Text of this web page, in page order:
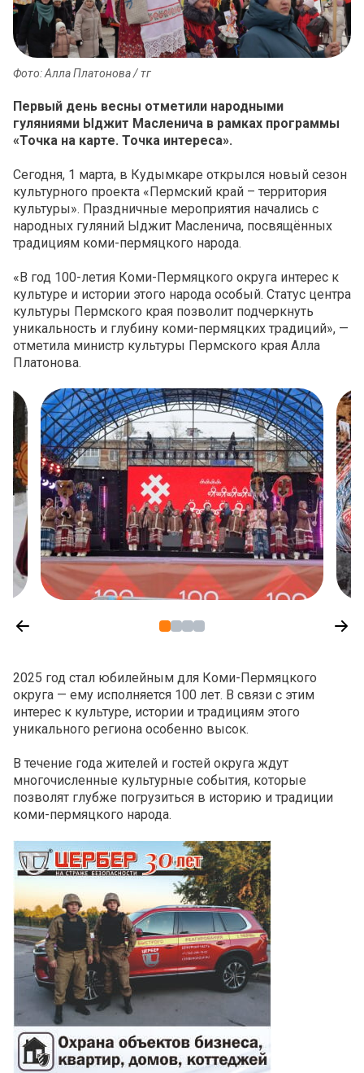
Фото: Алла Платонова / тг
Первый день весны отметили народными
гуляниями Ыджит Масленича в рамках программы
«Точка на карте. Точка интереса».
Сегодня, 1 марта, в Кудымкаре открылся новый сезон
культурного проекта «Пермский край – территория
культуры». Праздничные мероприятия начались с
народных гуляний Ыджит Масленича, посвящённых
традициям коми-пермяцкого народа.
«В год 100-летия Коми-Пермяцкого округа интерес к
культуре и истории этого народа особый. Статус центра
культуры Пермского края позволит подчеркнуть
уникальность и глубину коми-пермяцких традиций», —
отметила министр культуры Пермского края Алла
Платонова.
2025 год стал юбилейным для Коми-Пермяцкого
округа — ему исполняется 100 лет. В связи с этим
интерес к культуре, истории и традициям этого
уникального региона особенно высок.
В течение года жителей и гостей округа ждут
многочисленные культурные события, которые
позволят глубже погрузиться в историю и традиции
коми-пермяцкого народа.